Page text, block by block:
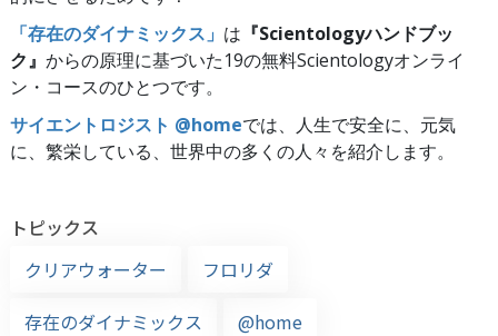
「存在のダイナミックス」 は 『Scientologyハンドブッ
ク』 からの原理に基づいた19の無料Scientologyオンライ
ン・コースのひとつです。
サイエントロジスト @homeでは、人生で安全に、元気
に、繁栄している、世界中の多くの人々を紹介します。
トピックス
クリアウォーター
フロリダ
存在のダイナミックス
@home